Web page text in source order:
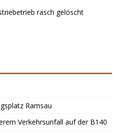
rasch gelöscht
Ramsau
Verkehrsunfall auf der B140